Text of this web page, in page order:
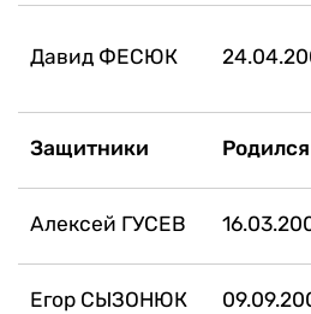
Давид ФЕСЮК
Защитники Родился
Алексей ГУСЕВ
Егор СЫЗОНЮК